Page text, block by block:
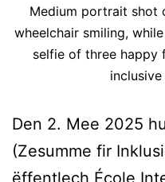
Medium portrait shot
wheelchair smiling,
selfie of three happy
Den 2. Mee 2025
(Zesumme fir
ëffentlech École